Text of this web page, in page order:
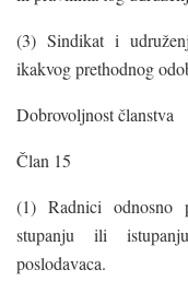
(3) Sindikat i
ikakvog prethodnog
Dobrovoljnost članstva
Član 15
(1) Radnici odnosno
stupanju ili
poslodavaca.